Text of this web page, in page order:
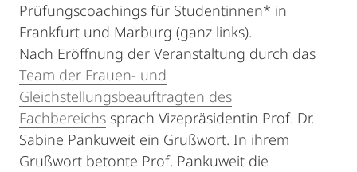
Prüfungscoachings für Studentinnen* in
Frankfurt und Marburg (ganz links).
Nach Eröffnung der Veranstaltung durch das
Team der Frauen- und
Gleichstellungsbeauftragten des
Fachbereichs sprach Vizepräsidentin Prof. Dr.
Sabine Pankuweit ein Grußwort. In ihrem
Grußwort betonte Prof. Pankuweit die